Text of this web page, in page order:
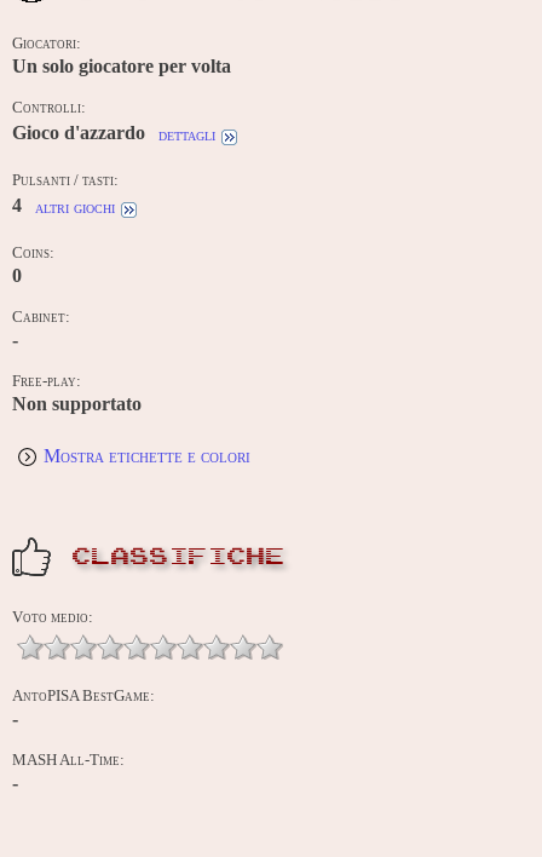
Giocatori:
Un solo giocatore per volta
Controlli:
Gioco d'azzardo dettagli
Pulsanti / tasti:
4 altri giochi
Coins:
0
Cabinet:
-
Free-play:
Non supportato
Mostra etichette e colori
CLASSIFICHE
Voto medio:
AntoPISA BestGame:
-
MASH All-Time:
-